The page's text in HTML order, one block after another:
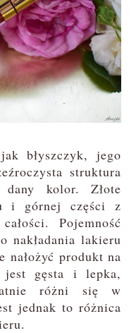
błyszczyk, jego
struktura
kolor. Złote
i górnej części z
Pojemność
nakładania lakieru
nałożyć produkt na
jest gęsta i lepka,
różni się w
jednak to różnica